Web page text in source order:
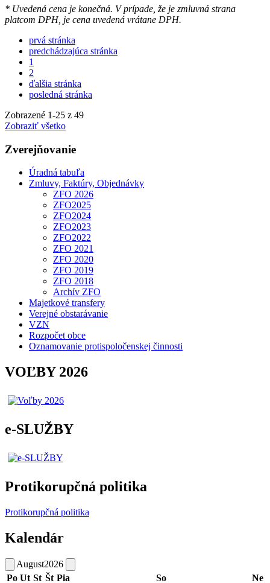
* Uvedená cena je konečná. V prípade, že je zmluvná strana
platcom DPH, je cena uvedená vrátane DPH.
prvá stránka
predchádzajúca stránka
1
2
ďalšia stránka
posledná stránka
Zobrazené 1-25 z 49
Zobraziť všetko
Zverejňovanie
Úradná tabuľa
Zmluvy, Faktúry, Objednávky
ZFO 2026
ZFO2025
ZFO2024
ZFO2023
ZFO2022
ZFO 2021
ZFO 2020
ZFO 2019
ZFO 2018
Archív ZFO
Majetkové transfery
Verejné obstarávanie
VZN
Rozpočet obce
Oznamovanie protispoločenskej činnosti
VOĽBY 2026
e-SLUŽBY
Protikorupčná politika
Protikorupčná politika
Kalendár
August2026
Po Ut St Št Pia So Ne